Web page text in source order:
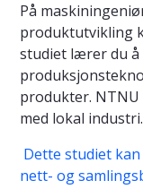
På
produktutvikling
studiet lærer du å
produkter.
med lokal industri.
Dette studiet
nett- og